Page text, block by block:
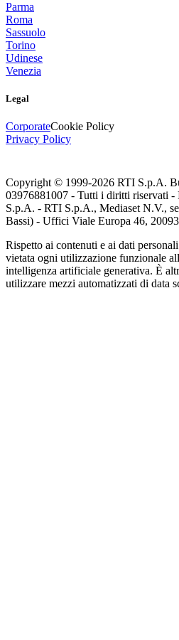
Parma
Roma
Sassuolo
Torino
Udinese
Venezia
Legal
CorporateCookie Policy
Privacy Policy
Copyright © 1999-2026 RTI S.p.A.
03976881007 - Tutti i diritti riservati -
S.p.A. - RTI S.p.A., Mediaset N.V.,
Bassi) - Uffici Viale Europa 46,
Rispetto ai contenuti e ai dati
vietata ogni utilizzazione funzionale
intelligenza artificiale generativa. È
utilizzare mezzi automatizzati di data